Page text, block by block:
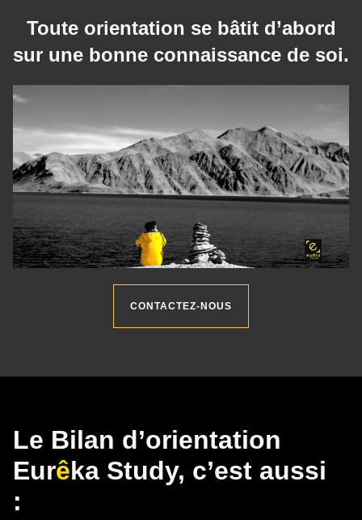
Toute orientation se bâtit d’abord
sur une bonne connaissance de soi.
CONTACTEZ-NOUS
Le Bilan d’orientation
Eurêka Study, c’est aussi
: